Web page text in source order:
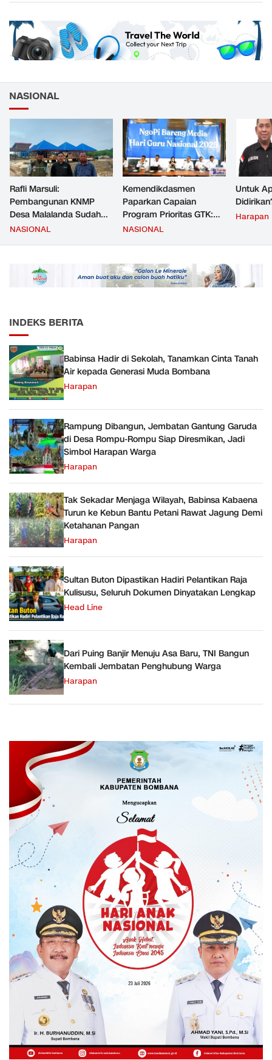
NASIONAL
Rafli Marsuli:
Pembangunan KNMP
Desa Malalanda Sudah
Mencapai 69 Persen dan
JMD dan JMF
NASIONAL
Kemendikdasmen
Paparkan Capaian
Program Prioritas GTK:
Kompetensi Meningkat,
NASIONAL
Untuk
Harapan
INDEKS BERITA
Babinsa Hadir di Sekolah, Tanamkan Cinta Tanah
Air kepada Generasi Muda Bombana
Harapan
Rampung Dibangun, Jembatan Gantung Garuda
di Desa Rompu-Rompu Siap Diresmikan, Jadi
Simbol Harapan Warga
Harapan
Tak Sekadar Menjaga Wilayah, Babinsa Kabaena
Turun ke Kebun Bantu Petani Rawat Jagung Demi
Ketahanan Pangan
Harapan
Sultan Buton Dipastikan Hadiri Pelantikan Raja
Kulisusu, Seluruh Dokumen Dinyatakan Lengkap
Head Line
Dari Puing Banjir Menuju Asa Baru, TNI Bangun
Kembali Jembatan Penghubung Warga
Harapan